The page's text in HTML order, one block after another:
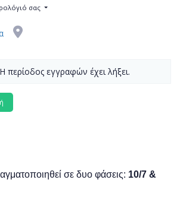
σας
Η περίοδος εγγραφών έχει λήξει.
σε δυο φάσεις: 10/7 &